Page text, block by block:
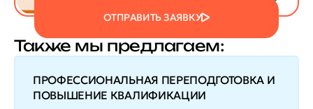
ОТПРАВИТЬ ЗАЯВКУ
Также мы предлагаем:
ПРОФЕССИОНАЛЬНАЯ ПЕРЕПОДГОТОВКА И
ПОВЫШЕНИЕ КВАЛИФИКАЦИИ